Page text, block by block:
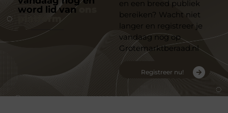
word lid van
platform
en een breed publiek
bereiken? Wacht niet
langer en registreer je
vandaag nog op
Grotemarktberaad.nl
Registreer nu!